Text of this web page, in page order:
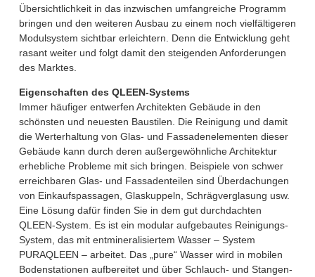
Übersichtlichkeit in das inzwischen umfangreiche Programm
bringen und den weiteren Ausbau zu einem noch vielfältigeren
Modulsystem sichtbar erleichtern. Denn die Entwicklung geht
rasant weiter und folgt damit den steigenden Anforderungen
des Marktes.
Eigenschaften des QLEEN-Systems
Immer häufiger entwerfen Architekten Gebäude in den
schönsten und neuesten Baustilen. Die Reinigung und damit
die Werterhaltung von Glas- und Fassadenelementen dieser
Gebäude kann durch deren außergewöhnliche Architektur
erhebliche Probleme mit sich bringen. Beispiele von schwer
erreichbaren Glas- und Fassadenteilen sind Überdachungen
von Einkaufspassagen, Glaskuppeln, Schrägverglasung usw.
Eine Lösung dafür finden Sie in dem gut durchdachten
QLEEN-System. Es ist ein modular aufgebautes Reinigungs-
System, das mit entmineralisiertem Wasser – System
PURAQLEEN – arbeitet. Das „pure“ Wasser wird in mobilen
Bodenstationen aufbereitet und über Schlauch- und Stangen-